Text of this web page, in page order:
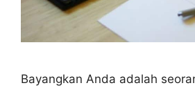
Bayangkan Anda adalah